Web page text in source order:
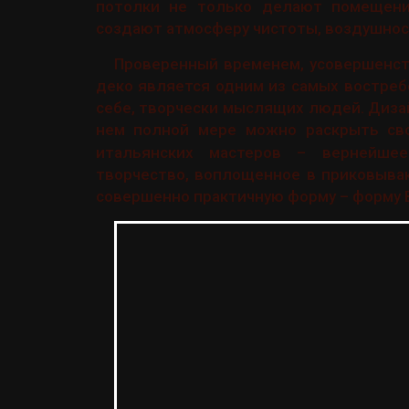
потолки не только делают
создают атмосферу чистоты,
Проверенный временем,
деко является одним из самых
себе, творчески мыслящих людей.
нем полной мере можно раскрыть
итальянских мастеров –
творчество, воплощенное в
совершенно практичную форму – форму